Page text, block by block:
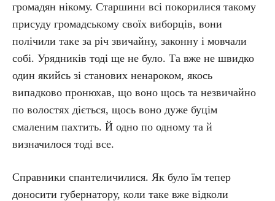
громадян нікому. Старшини всі покорилися такому
присуду громадському своїх виборців, вони
полічили таке за річ звичайну, законну і мовчали
собі. Урядників тоді ще не було. Та вже не швидко
один якийсь зі станових ненароком, якось
випадково пронюхав, що воно щось та незвичайно
по волостях діється, щось воно дуже буцім
смаленим пахтить. Й одно по одному та й
визначилося тоді все.
Справники спантеличилися. Як було їм тепер
доносити губернатору, коли таке вже відколи